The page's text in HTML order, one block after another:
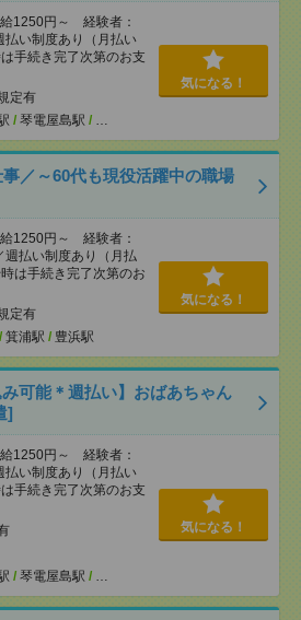
1250円～ 経験者：
い制度あり（月払い
手続き完了次第のお支
定有
/ 琴電屋島駅 / …
気になる！
／～60代も現役活躍中の職場
1250円～ 経験者：
払い制度あり（月払
は手続き完了次第のお
定有
/ 箕浦駅 / 豊浜駅
気になる！
み可能＊週払い】おばあちゃん
]
1250円～ 経験者：
い制度あり（月払い
手続き完了次第のお支
/ 琴電屋島駅 / …
気になる！